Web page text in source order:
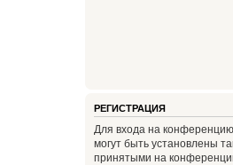
РЕГИСТРАЦИЯ
Для входа на
могут быть установлены
принятыми на